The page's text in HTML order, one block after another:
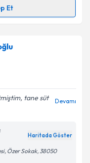
Gönder
Et
talebi oluşturun.
için bir takvim
ilişkin
Aydınlatma
ediyorum.
tane süt
Devamı
Haritada Göster
Özer Sokak, 38050